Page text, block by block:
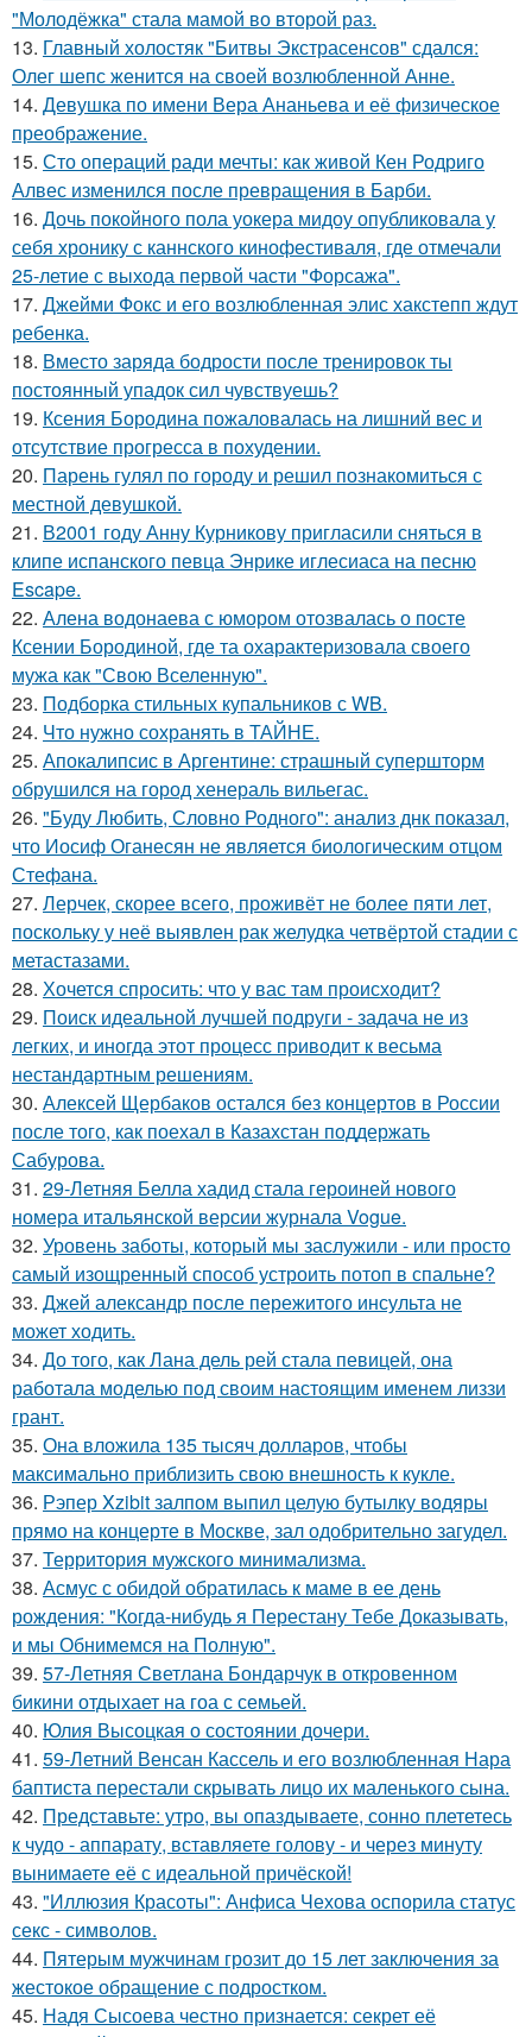
"Молодёжка" стала мамой во второй раз.
13. Главный холостяк "Битвы Экстрасенсов" сдался:
Олег шепс женится на своей возлюбленной Анне.
14. Девушка по имени Вера Ананьева и её физическое
преображение.
15. Сто операций ради мечты: как живой Кен Родриго
Алвес изменился после превращения в Барби.
16. Дочь покойного пола уокера мидоу опубликовала у
себя хронику с каннского кинофестиваля, где отмечали
25-летие с выхода первой части "Форсажа".
17. Джейми Фокс и его возлюбленная элис хакстепп ждут
ребенка.
18. Вместо заряда бодрости после тренировок ты
постоянный упадок сил чувствуешь?
19. Ксения Бородина пожаловалась на лишний вес и
отсутствие прогресса в похудении.
20. Парень гулял по городу и решил познакомиться с
местной девушкой.
21. В2001 году Анну Курникову пригласили сняться в
клипе испанского певца Энрике иглесиаса на песню
Escape.
22. Алена водонаева с юмором отозвалась о посте
Ксении Бородиной, где та охарактеризовала своего
мужа как "Свою Вселенную".
23. Подборка стильных купальников с WB.
24. Что нужно сохранять в ТАЙНЕ.
25. Апокалипсис в Аргентине: страшный супершторм
обрушился на город хенераль вильегас.
26. "Буду Любить, Словно Родного": анализ днк показал,
что Иосиф Оганесян не является биологическим отцом
Стефана.
27. Лерчек, скорее всего, проживёт не более пяти лет,
поскольку у неё выявлен рак желудка четвёртой стадии с
метастазами.
28. Хочется спросить: что у вас там происходит?
29. Поиск идеальной лучшей подруги - задача не из
легких, и иногда этот процесс приводит к весьма
нестандартным решениям.
30. Алексей Щербаков остался без концертов в России
после того, как поехал в Казахстан поддержать
Сабурова.
31. 29-Летняя Белла хадид стала героиней нового
номера итальянской версии журнала Vogue.
32. Уровень заботы, который мы заслужили - или просто
самый изощренный способ устроить потоп в спальне?
33. Джей александр после пережитого инсульта не
может ходить.
34. До того, как Лана дель рей стала певицей, она
работала моделью под своим настоящим именем лиззи
грант.
35. Она вложила 135 тысяч долларов, чтобы
максимально приблизить свою внешность к кукле.
36. Рэпер Xzibit залпом выпил целую бутылку водяры
прямо на концерте в Москве, зал одобрительно загудел.
37. Территория мужского минимализма.
38. Асмус с обидой обратилась к маме в ее день
рождения: "Когда-нибудь я Перестану Тебе Доказывать,
и мы Обнимемся на Полную".
39. 57-Летняя Светлана Бондарчук в откровенном
бикини отдыхает на гоа с семьей.
40. Юлия Высоцкая о состоянии дочери.
41. 59-Летний Венсан Кассель и его возлюбленная Нара
баптиста перестали скрывать лицо их маленького сына.
42. Представьте: утро, вы опаздываете, сонно плететесь
к чудо - аппарату, вставляете голову - и через минуту
вынимаете её с идеальной причёской!
43. "Иллюзия Красоты": Анфиса Чехова оспорила статус
секс - символов.
44. Пятерым мужчинам грозит до 15 лет заключения за
жестокое обращение с подростком.
45. Надя Сысоева честно признается: секрет её